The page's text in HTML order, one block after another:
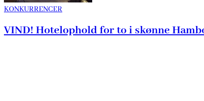
KONKURRENCER
VIND! Hotelophold for to i skønne